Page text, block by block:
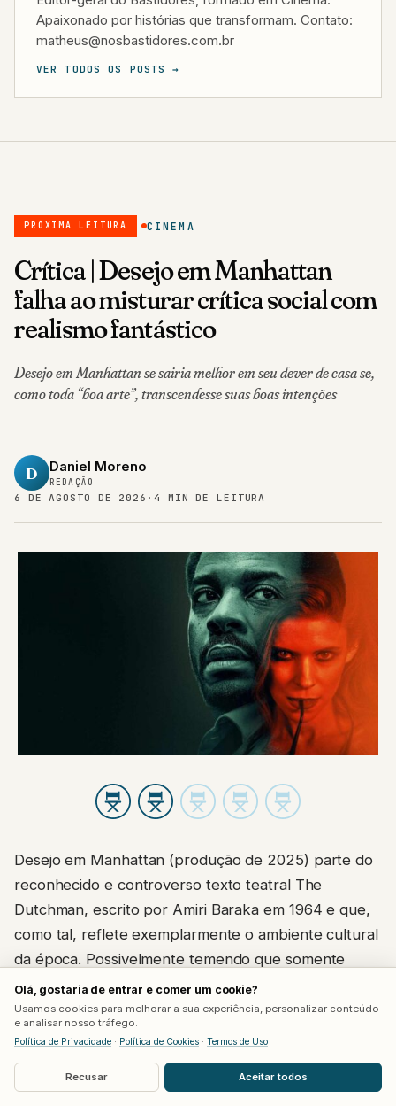
Apaixonado por histórias que transformam. Contato:
matheus@nosbastidores.com.br
VER TODOS OS POSTS →
PRÓXIMA LEITURA CINEMA
Crítica | Desejo em Manhattan
falha ao misturar crítica social com
realismo fantástico
Desejo em Manhattan se sairia melhor em seu dever de casa se,
como toda “boa arte”, transcendesse suas boas intenções
D Daniel Moreno
REDAÇÃO
6 DE AGOSTO DE 2026 · 4 MIN DE LEITURA
Desejo em Manhattan (produção de 2025) parte do
reconhecido e controverso texto teatral The
Dutchman, escrito por Amiri Baraka em 1964 e que,
como tal, reflete exemplarmente o ambiente cultural
da época. Possivelmente temendo que somente
reproduzir o conteúdo panfletário do material
original prejudicaria o interesse, o diretor e co-
roteirista Andre Gaines (de pouca experiência no
peça em uma espécie de episódio alongado de Além
Olá, gostaria de entrar e comer um cookie?
Usamos cookies para melhorar a sua experiência, personalizar conteúdo
e analisar nosso tráfego.
Política de Privacidade · Política de Cookies · Termos de Uso
Recusar Aceitar todos